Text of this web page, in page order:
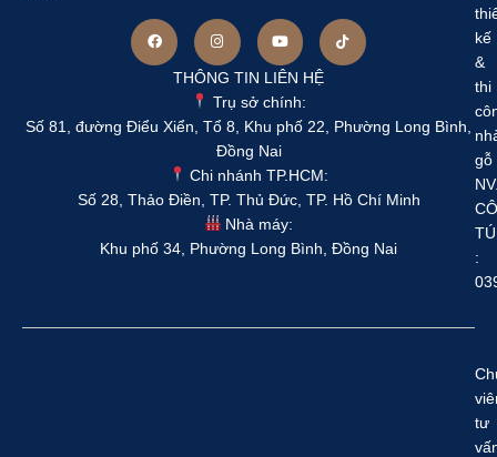
THÔNG TIN LIÊN HỆ
Trụ sở chính:
Số 81, đường Điểu Xiển, Tổ 8, Khu phố 22, Phường Long Bình,
Đồng Nai
Chi nhánh TP.HCM:
Số 28, Thảo Điền, TP. Thủ Đức, TP. Hồ Chí Minh
Nhà máy:
Khu phố 34, Phường Long Bình, Đồng Nai
kế
&
thi
gỗ
TÚ
:
tư